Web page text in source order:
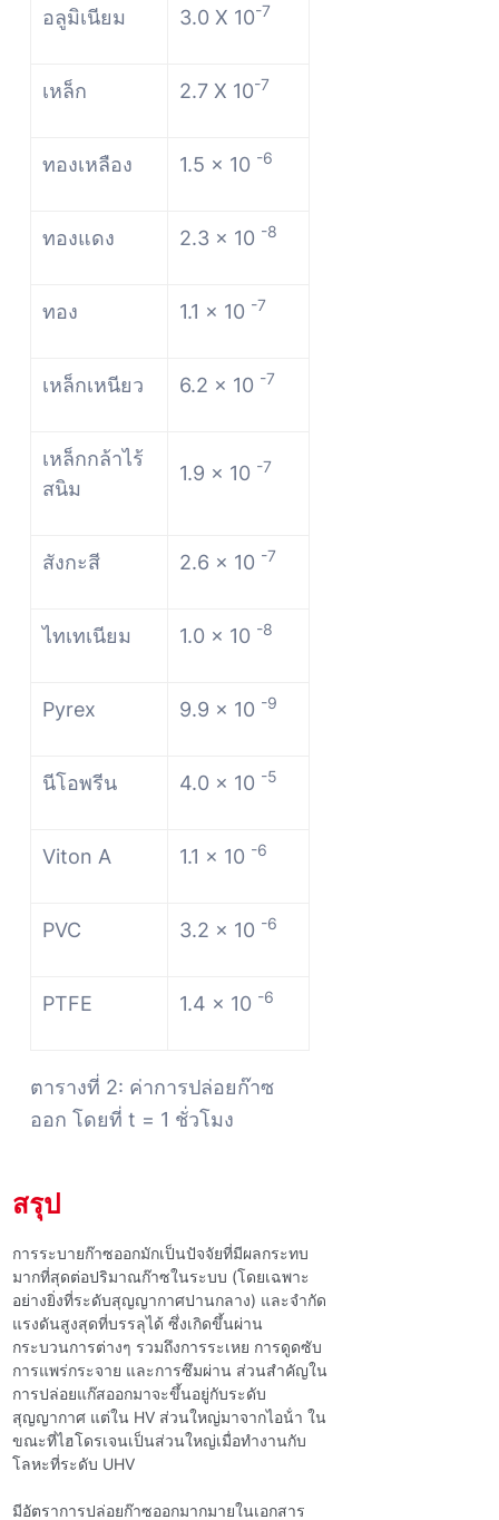
อลูมิเนียม 3.0 X 10-7
เหล็ก 2.7 X 10-7
ทองเหลือง 1.5 x 10 -6
ทองแดง 2.3 x 10 -8
ทอง 1.1 x 10 -7
เหล็กเหนียว 6.2 x 10 -7
เหล็กกล้าไร้
สนิม
1.9 x 10 -7
สังกะสี 2.6 x 10 -7
ไทเทเนียม 1.0 x 10 -8
Pyrex 9.9 x 10 -9
นีโอพรีน 4.0 x 10 -5
Viton A 1.1 x 10 -6
PVC 3.2 x 10 -6
PTFE 1.4 x 10 -6
ตารางที่ 2: ค่าการปล่อยก๊าซ
ออก โดยที่ t = 1 ชั่วโมง
สรุป
การระบายก๊าซออกมักเป็นปัจจัยที่มีผลกระทบ
มากที่สุดต่อปริมาณก๊าซในระบบ (โดยเฉพาะ
อย่างยิ่งที่ระดับสุญญากาศปานกลาง) และจํากัด
แรงดันสูงสุดที่บรรลุได้ ซึ่งเกิดขึ้นผ่าน
กระบวนการต่างๆ รวมถึงการระเหย การดูดซับ
การแพร่กระจาย และการซึมผ่าน ส่วนสําคัญใน
การปล่อยแก๊สออกมาจะขึ้นอยู่กับระดับ
สุญญากาศ แต่ใน HV ส่วนใหญ่มาจากไอน้ํา ใน
ขณะที่ไฮโดรเจนเป็นส่วนใหญ่เมื่อทํางานกับ
โลหะที่ระดับ UHV
มีอัตราการปล่อยก๊าซออกมากมายในเอกสาร